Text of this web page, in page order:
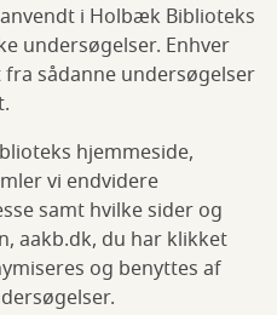
i Holbæk Biblioteks
undersøgelser. Enhver
sådanne undersøgelser
hjemmeside,
vi endvidere
samt hvilke sider og
aakb.dk, du har klikket
og benyttes af